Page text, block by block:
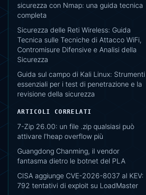
sicurezza con Nmap: una guida tecnica
completa
Sicurezza delle Reti Wireless: Guida
Tecnica sulle Tecniche di Attacco WiFi,
Contromisure Difensive e Analisi della
Sicurezza
Guida sul campo di Kali Linux: Strumenti
essenziali per i test di penetrazione e la
revisione della sicurezza
ARTICOLI CORRELATI
7-Zip 26.00: un file .zip qualsiasi può
attivare l'heap overflow più
Guangdong Chanming, il vendor
fantasma dietro le botnet del PLA
CISA aggiunge CVE-2026-8037 al KEV:
792 tentativi di exploit su LoadMaster